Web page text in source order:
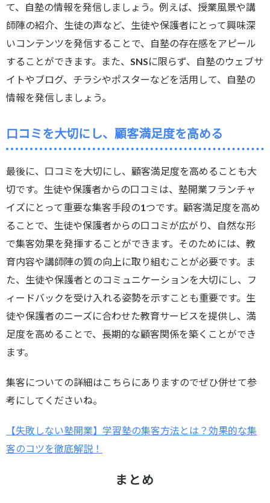
て、自塾の情報を発信しましょう。例えば、授業風景や講
師陣の紹介、生徒の声など、生徒や保護者にとって興味深
いコンテンツを発信することで、自塾の存在感をアピール
することができます。また、SNSに限らず、自塾のウェブサ
イトやブログ、チラシやポスターなどを活用して、自塾の
情報を発信しましょう。
口コミを大切にし、顧客満足度を高める
最後に、口コミを大切にし、顧客満足度を高めることも大
切です。生徒や保護者からの口コミは、塾開業フランチャ
イズにとって重要な集客手段の1つです。顧客満足度を高め
ることで、生徒や保護者からの口コミが広がり、自然な形
で集客効果を発揮することができます。そのためには、教
育内容や講師陣の質の向上に取り組むことが必要です。ま
た、生徒や保護者とのコミュニケーションを大切にし、フ
ィードバックを受け入れる姿勢を示すことも重要です。生
徒や保護者のニーズに合わせた教育サービスを提供し、満
足度を高めることで、長期的な顧客関係を築くことができ
ます。
集客についての詳細はこちらにありますのでぜひ併せて参
考にしてくださいね。
【失敗しない塾開業】学習塾の集客方法とは？効果的な集
客のコツを徹底解説！
まとめ